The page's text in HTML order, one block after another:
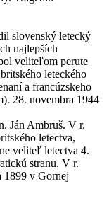
slovenský letecký
najlepších
veliteľom perute
leteckého
a francúzskeho
28. novembra 1944
Ján Ambruš. V r.
letectva,
veliteľ letectva 4.
stranu. V r.
1899 v Gornej